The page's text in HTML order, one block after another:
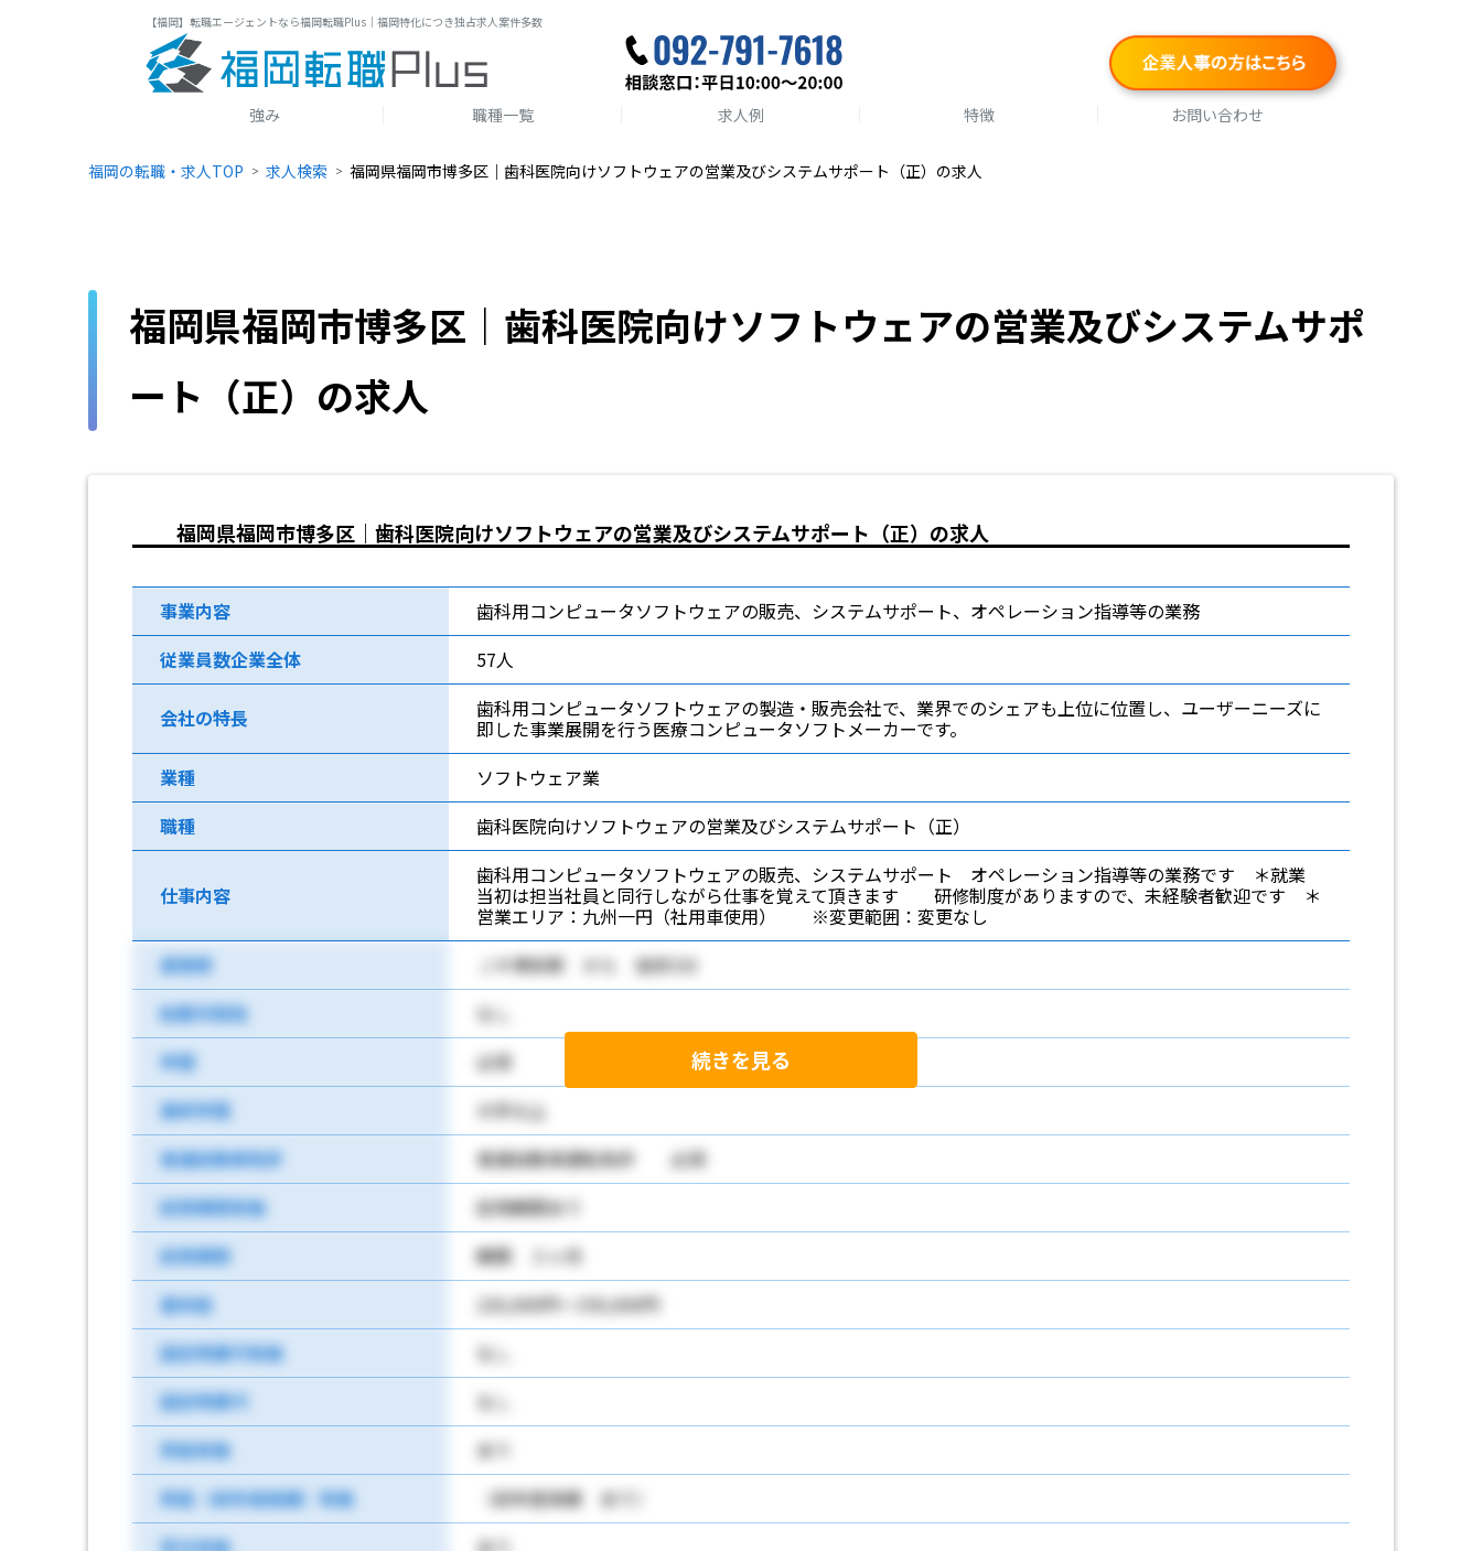
【福岡】転職エージェントなら福岡転職Plus｜福岡特化につき独占求人案件多数
強み 職種一覧 求人例 特徴 お問い合わせ
福岡の転職・求人TOP 求人検索 福岡県福岡市博多区｜歯科医院向けソフトウェアの営業及びシステムサポート（正）の求人
福岡県福岡市博多区｜歯科医院向けソフトウェアの営業及びシステムサポ
ート（正）の求人
福岡県福岡市博多区｜歯科医院向けソフトウェアの営業及びシステムサポート（正）の求人
事業内容
歯科用コンピュータソフトウェアの販売、システムサポート、オペレーション指導等の業務
従業員数企業全体
57人
会社の特長 歯科用コンピュータソフトウェアの製造・販売会社で、業界でのシェアも上位に位置し、ユーザーニーズに
即した事業展開を行う医療コンピュータソフトメーカーです。
業種
ソフトウェア業
職種
歯科医院向けソフトウェアの営業及びシステムサポート（正）
仕事内容
歯科用コンピュータソフトウェアの販売、システムサポート オペレーション指導等の業務です ＊就業
当初は担当社員と同行しながら仕事を覚えて頂きます 研修制度がありますので、未経験者歓迎です ＊
営業エリア：九州一円（社用車使用） ※変更範囲：変更なし
最寄駅
ＪＲ博多駅 から 徒歩3分
転勤可能性
なし
学歴
必須
最終学歴
大学以上
普通自動車免許
普通自動車運転免許 必須
試用期間有無
試用期間あり
試用期間
期間 ３ヶ月
基本給
220,000円～350,000円
固定残業代有無
なし
固定残業代
なし
昇給有無
あり
昇給（前年度実績）有無
（前年度実績 あり）
続きを見る